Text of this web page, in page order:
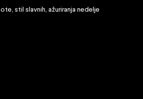
stil slavnih, ažuriranja nedelje